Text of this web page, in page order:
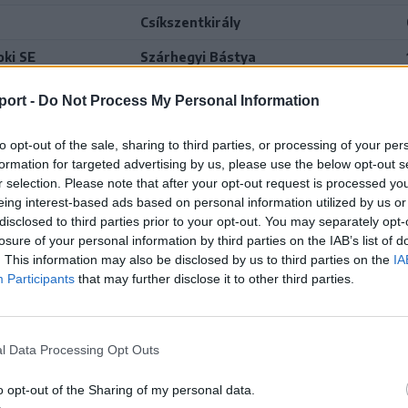
- Do Not Process My Personal Information
opt-out of the sale, sharing to third parties, or processing of your
for targeted advertising by us, please use the below opt-out
selection. Please note that after your opt-out request is processed
interest-based ads based on personal information utilized by us
to third parties prior to your opt-out. You may separately
of your personal information by third parties on the IAB’s list of
This information may also be disclosed by us to third parties on the
Participants that may further disclose it to other third parties.
Data Processing Opt Outs
opt-out of the Sharing of my personal data.
Csíkszentkirály
SE Szárhegyi Bástya
Csíkmadarasi Sörkert SE
Lázárfalva
Szárhegyi Bástya
Kozmási Komisz
Szárhegyi Bástya